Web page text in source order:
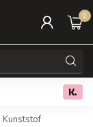
0
Gratis